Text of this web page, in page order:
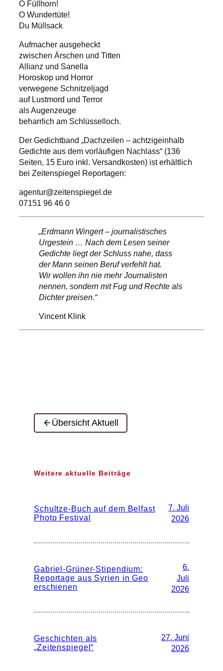
O Füllhorn!
O Wundertüte!
Du Müllsack
Aufmacher ausgeheckt
zwischen Ärschen und Titten
Allianz und Sanella
Horoskop und Horror
verwegene Schnitzeljagd
auf Lustmord und Terror
als Augenzeuge
beharrlich am Schlüsselloch.
Der Gedichtband „Dachzeilen – achtzigeinhalb
Gedichte aus dem vorläufigen Nachlass“ (136
Seiten, 15 Euro inkl. Versandkosten) ist erhältlich
bei Zeitenspiegel Reportagen:
agentur@zeitenspiegel.de
07151 96 46 0
„Erdmann Wingert – journalistisches
Urgestein … Nach dem Lesen seiner
Gedichte liegt der Schluss nahe, dass
der Mann seinen Beruf verfehlt hat.
Wir wollen ihn nie mehr Journalisten
nennen, sondern mit Fug und Rechte als
Dichter preisen.“
Vincent Klink
Übersicht Aktuell
Weitere aktuelle Beiträge
Schultze-Buch auf dem Belfast
Photo Festival
7. Juli
2026
Gabriel-Grüner-Stipendium:
Reportage aus Syrien in Geo
erschienen
6.
Juli
2026
Geschichten als
„Zeitenspiegel“
27. Juni
2026